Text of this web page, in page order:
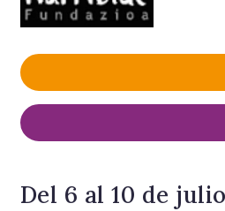
Del 6 al 10 de julio